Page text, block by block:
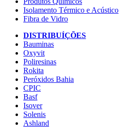
Isolamento Térmico e Acústico
Fibra de Vidro
DISTRIBUÍÇÕES
Bauminas
Oxyvit
Poliresinas
Rokita
Peróxidos Bahia
CPIC
Basf
Isover
Solenis
Ashland